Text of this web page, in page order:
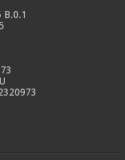
B.0.1